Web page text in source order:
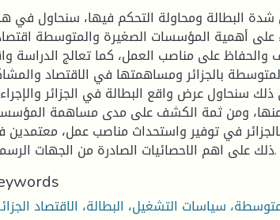
البطالة ومحاولة التحكم فيها، سنحاول في
على أهمية المؤسسات الصغيرة والمتوسطة
على مناصب العمل، كما تعالج الدراسة
بالجزائر ومساهمتها في الاقتصاد
سنحاول عرض واقع البطالة في الجزائر
منها، ومن ثمة الكشف على مدى مساهمة
في توفير واستحداث مناصب عمل،
ذلك على اهم الاحصائيات الصادرة من الجهات الرسمية.